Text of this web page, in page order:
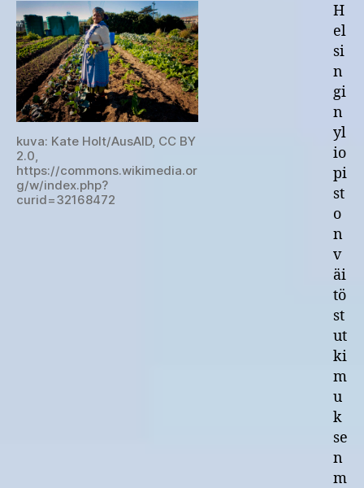
ilmastonmuutoksen
kuva: Kate Holt/AusAID, CC BY
2.0,
https://commons.wikimedia.or
g/w/index.php?
curid=32168472
H
el
si
n
gi
n
yl
io
pi
st
o
n
v
äi
tö
st
ut
ki
m
u
k
se
n
m